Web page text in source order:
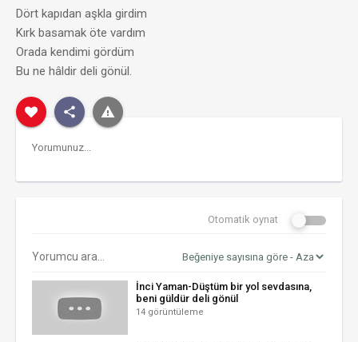
Dört kapıdan aşkla girdim
Kırk basamak öte vardım
Orada kendimi gördüm
Bu ne hâldir deli gönül.
Otomatik oynat
İnci Yaman-Düştüm bir yol sevdasına,
beni güldür deli gönül
14 görüntüleme